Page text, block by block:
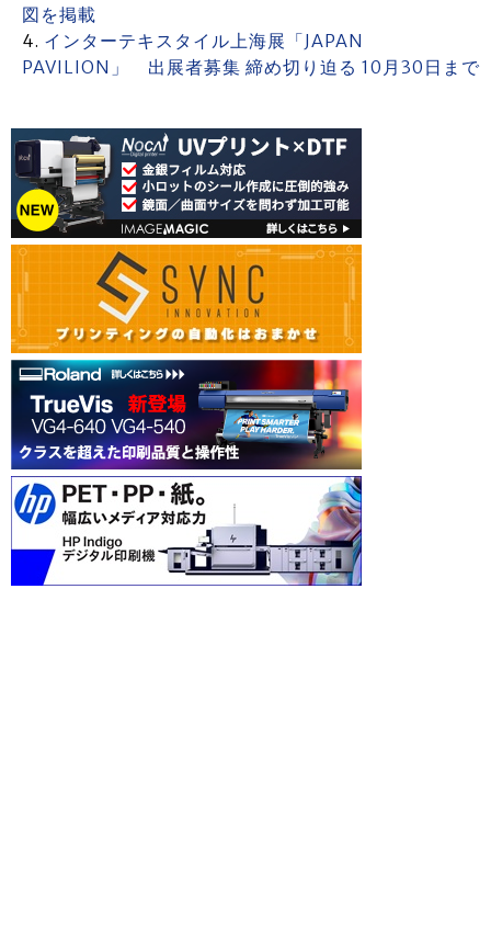
図を掲載
インターテキスタイル上海展「JAPAN
PAVILION」 出展者募集 締め切り迫る 10月30日まで